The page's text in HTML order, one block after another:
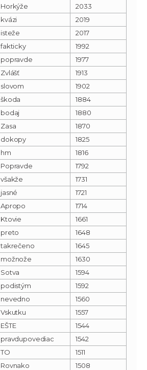
Horkýže
2033
kvázi
2019
isteže
2017
fakticky
1992
popravde
1977
Zvlášť
1913
slovom
1902
škoda
1884
bodaj
1880
Zasa
1870
dokopy
1825
hm
1816
Popravde
1792
všakže
1731
jasné
1721
Apropo
1714
Ktovie
1661
preto
1648
takrečeno
1645
možnože
1630
Sotva
1594
podistým
1592
nevedno
1560
Vskutku
1557
EŠTE
1544
pravdupovediac
1542
TO
1511
Rovnako
1508